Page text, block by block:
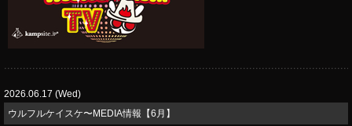
2026.06.17 (Wed)
​ウルフルケイスケ〜MEDIA情報【6月】